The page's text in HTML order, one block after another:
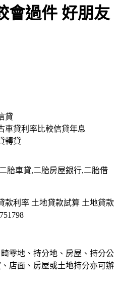
會過件 好朋友
貸
車貸利率比較信貸年息
轉貸
胎車貸,二胎房屋銀行,二胎借
款利率 土地貸款試算 土地貸款
零地、持分地、房屋、持分公
店面、房屋或土地持分亦可辦